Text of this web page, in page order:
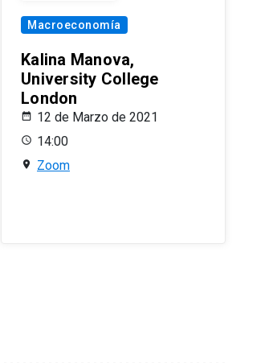
Macroeconomía
Kalina Manova,
University College
London
12 de Marzo de 2021
14:00
Zoom